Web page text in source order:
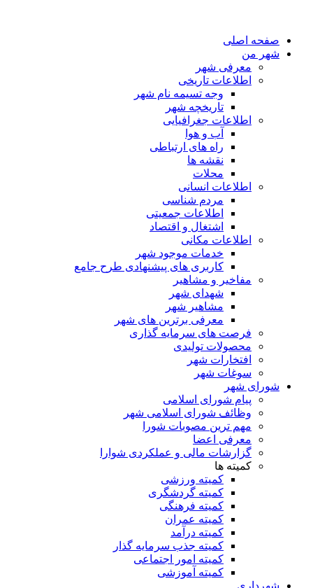
صفحه اصلی
شهر من
معرفی شهر
اطلاعات تاریخی
وجه تسیمه نام شهر
تاریخچه شهر
اطلاعات جغرافیایی
آب و هوا
راه های ارتباطی
نقشه ها
محلات
اطلاعات انسانی
مردم شناسی
اطلاعات جمعیتی
اشتغال و اقتصاد
اطلاعات مکانی
خدمات موجود شهر
کاربری های پیشنهادی طرح جامع
مفاخیر و مشاهیر
شهدای شهر
مشاهیر شهر
معرفی برترین های شهر
فرصت های سرمایه گذاری
محصولات تولیدی
افتخارات شهر
سوغات شهر
شورای شهر
پیام شورای اسلامی
وظائف شورای اسلامی شهر
مهم ترین مصوبات شورا
معرفی اعضا
گزارشات مالی و عملکردی شوارا
کمیته ها
کمیته ورزشی
کمیته گردشگری
کمیته فرهنگی
کمیته عمران
کمیته درآمد
کمیته جذب سرمایه گذار
کمیته امور اجتماعی
کمیته آموزشی